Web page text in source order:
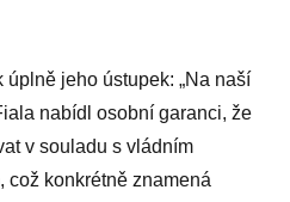
jeho ústupek: „Na naší
nabídl osobní garanci, že
v souladu s vládním
což konkrétně znamená